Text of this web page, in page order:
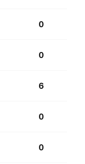
0
0
6
0
0